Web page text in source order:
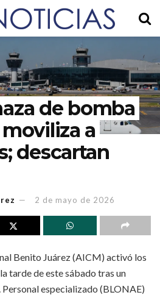
de bomba
a
descartan
2 de mayo de 2026
Benito Juárez (AICM) activó los
tarde de este sábado tras un
especializado (BLONAE)